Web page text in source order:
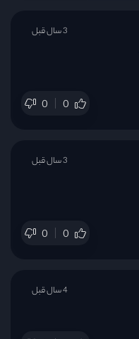
0 0
3 سال قبل
0 0
3 سال قبل
4 سال قبل